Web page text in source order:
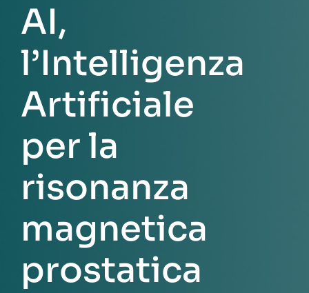
AI,
l’Intelligenza
Artificiale
per la
risonanza
magnetica
prostatica